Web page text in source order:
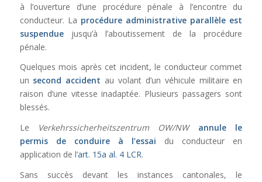
à l’ouverture d’une procédure pénale à l’encontre du
conducteur. La procédure administrative parallèle est
suspenduejusqu’à l’aboutissement de la procédure
pénale.
Quelques mois après cet incident, le conducteur commet
un second accident au volant d’un véhicule militaire en
raison d’une vitesse inadaptée. Plusieurs passagers sont
blessés.
Le
Verkehrssicherheitszentrum OW/NW annule le
permis de conduire à l’essai du conducteur en
application de l’art. 15a al. 4 LCR.
Sans succès devant les instances cantonales, le